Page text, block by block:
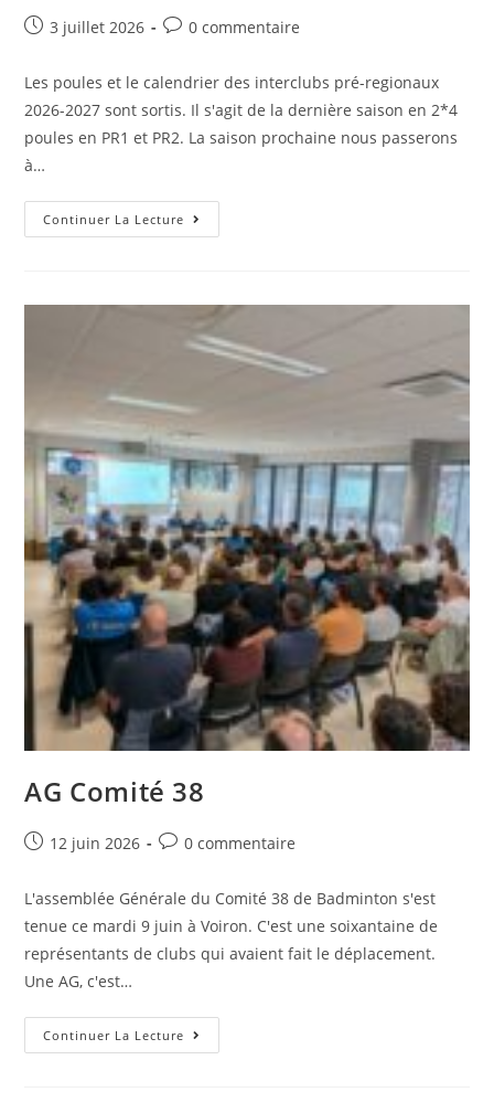
Post3 juillet 2026
Post0 commentaire
Les poules et le calendrier des interclubs pré-regionaux
2026-2027 sont sortis. Il s'agit de la dernière saison en 2*4
poules en PR1 et PR2. La saison prochaine nous passerons
à…
Continuer La Lecture Interclubs
Pré-
AG Comité 38
Post12 juin 2026
Post0 commentaire
L'assemblée Générale du Comité 38 de Badminton s'est
tenue ce mardi 9 juin à Voiron. C'est une soixantaine de
représentants de clubs qui avaient fait le déplacement.
Une AG, c'est…
Continuer La Lecture AG
Comité